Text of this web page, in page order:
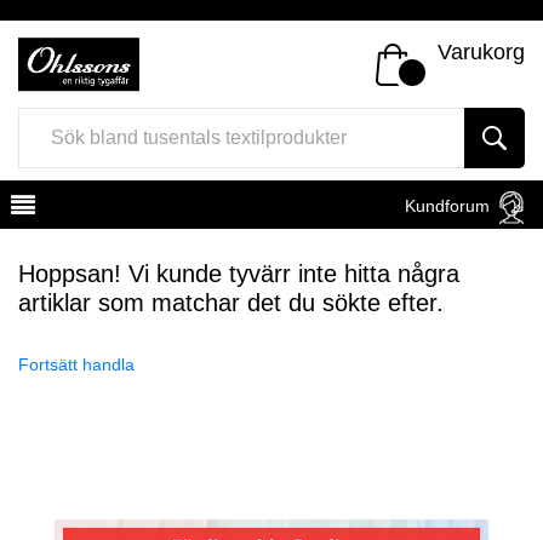
Varukorg
Kundforum
Hoppsan! Vi kunde tyvärr inte hitta några
artiklar som matchar det du sökte efter.
Fortsätt handla